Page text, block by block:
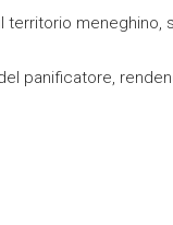
panificatore,